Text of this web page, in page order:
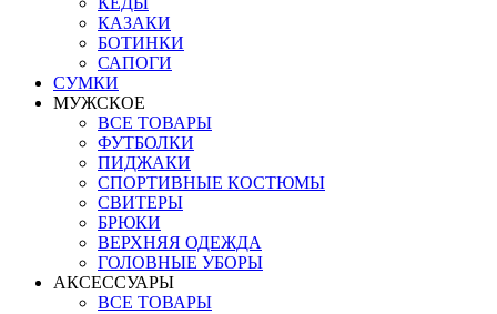
КАЗАКИ
БОТИНКИ
САПОГИ
СУМКИ
МУЖСКОЕ
ВСЕ ТОВАРЫ
ФУТБОЛКИ
ПИДЖАКИ
СПОРТИВНЫЕ КОСТЮМЫ
СВИТЕРЫ
БРЮКИ
ВЕРХНЯЯ ОДЕЖДА
ГОЛОВНЫЕ УБОРЫ
АКСЕССУАРЫ
ВСЕ ТОВАРЫ